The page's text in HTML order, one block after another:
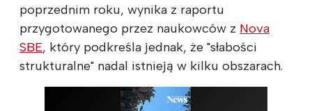
poprzednim roku, wynika z raportu
przygotowanego przez naukowców z Nova
SBE, który podkreśla jednak, że "słabości
strukturalne" nadal istnieją w kilku obszarach.